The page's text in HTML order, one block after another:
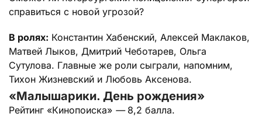
справиться с новой угрозой?
В ролях: Константин Хабенский, Алексей Маклаков,
Матвей Лыков, Дмитрий Чеботарев, Ольга
Сутулова. Главные же роли сыграли, напомним,
Тихон Жизневский и Любовь Аксенова.
«Малышарики. День рождения»
Рейтинг «Кинопоиска» —8,2 балла.